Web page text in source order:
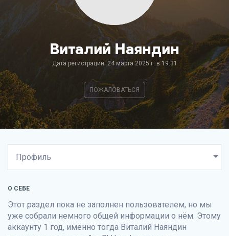
Виталий Наяндин
Дата регистрации: 24 марта 2025 г. в 19:31
ПОЖАЛОВАТЬСЯ
О СЕБЕ
Этот раздел пока не заполнен пользователем, но мы
уже собрали немного общей информации о нём. Этому
аккаунту 1 год, именно тогда Виталий Наяндин